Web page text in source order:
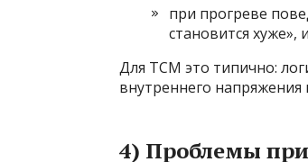
при прогреве
становится хуже»,
Для TCM это типично:
внутреннего напряжения
4) Проблемы